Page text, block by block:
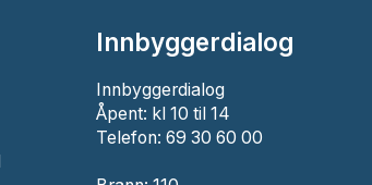
Innbyggerdialog
Innbyggerdialog
Åpent: kl 10 til 14
Telefon: 69 30 60 00